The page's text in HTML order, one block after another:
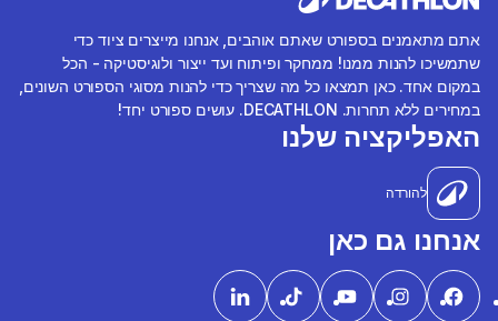
אתם מתאמנים בספורט שאתם אוהבים, אנחנו מייצרים ציוד כדי
שתמשיכו להנות ממנו! ממחקר ופיתוח ועד ייצור ולוגיסטיקה - הכל
במקום אחד. כאן תמצאו כל מה שצריך כדי להנות מסוגי הספורט השונים,
במחירים ללא תחרות. DECATHLON. עושים ספורט יחד!
האפליקציה שלנו
להורדה
אנחנו גם כאן